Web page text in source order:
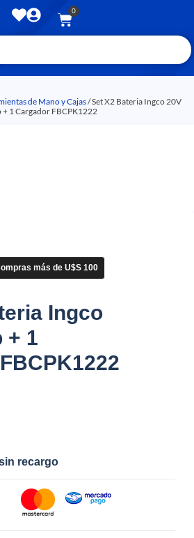
0
de Mano y Cajas/ Set X2 Bateria Ingco 20V
+ 1 Cargador FBCPK1222
más de U$S 100
Ingco
+ 1
recargo